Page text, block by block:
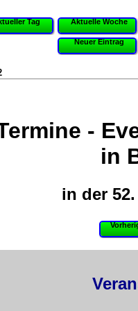
Tag Aktuelle Woche
Neuer Eintrag
-
in
in der